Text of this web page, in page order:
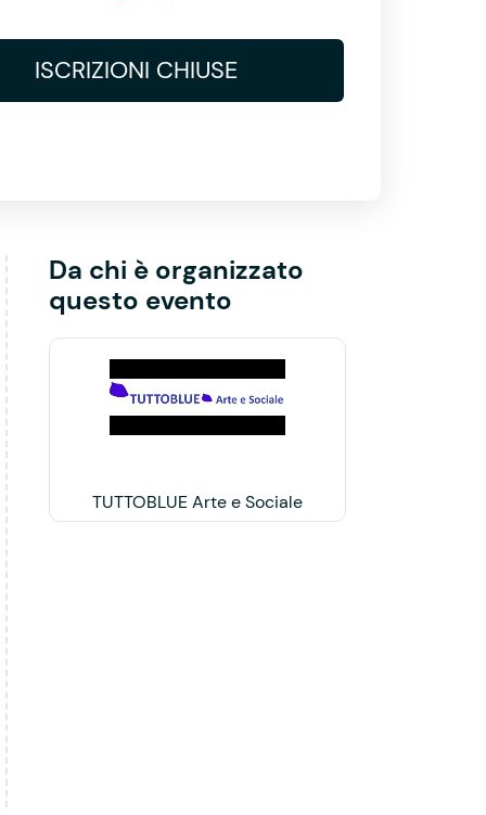
ISCRIZIONI CHIUSE
Da chi è organizzato
questo evento
TUTTOBLUE Arte e Sociale